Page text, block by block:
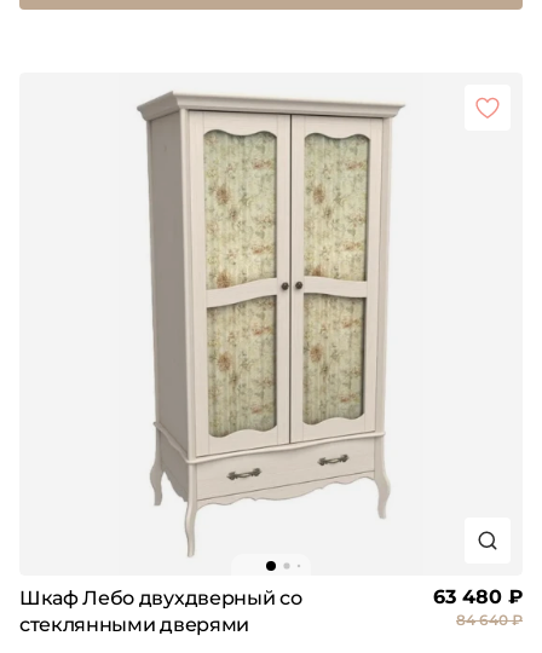
Шкаф Лебо двухдверный со
стеклянными дверями
63 480 ₽
84 640 ₽